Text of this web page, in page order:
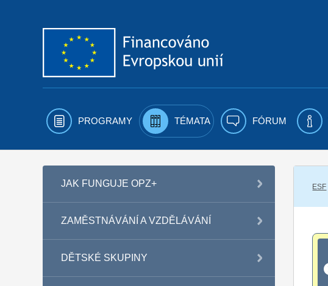
PROGRAMY TÉMATA FÓRUM
JAK FUNGUJE OPZ+
ZAMĚSTNÁVÁNÍ A VZDĚLÁVÁNÍ
DĚTSKÉ SKUPINY
ESF